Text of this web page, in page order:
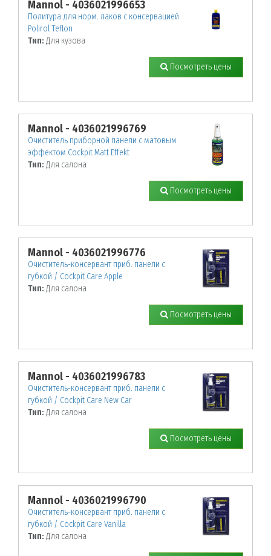
Mannol - 4036021996653
Политура для норм. лаков с консервацией
Polirol Teflon
Тип: Для кузова
Посмотреть цены
Mannol - 4036021996769
Очиститель приборной панели с матовым
эффектом Cockpit Matt Effekt
Тип: Для салона
Посмотреть цены
Mannol - 4036021996776
Очиститель-консервант приб. панели с
губкой / Cockpit Care Apple
Тип: Для салона
Посмотреть цены
Mannol - 4036021996783
Очиститель-консервант приб. панели с
губкой / Cockpit Care New Car
Тип: Для салона
Посмотреть цены
Mannol - 4036021996790
Очиститель-консервант приб. панели с
губкой / Cockpit Care Vanilla
Тип: Для салона